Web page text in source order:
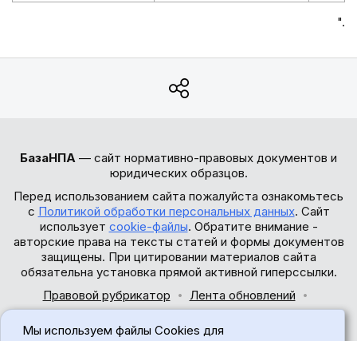
".
БазаНПА — сайт нормативно-правовых документов и
юридических образцов.
Перед использованием сайта пожалуйста ознакомьтесь
с Политикой обработки персональных данных. Сайт
использует cookie-файлы. Обратите внимание -
авторские права на тексты статей и формы документов
защищены. При цитировании материалов сайта
обязательна установка прямой активной гиперссылки.
Правовой рубрикатор
Лента обновлений
Мы используем файлы Cookies для